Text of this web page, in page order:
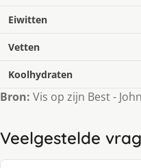
Eiwitten
Vetten
Koolhydraten
Bron: Vis op zijn Best -
Veelgestelde